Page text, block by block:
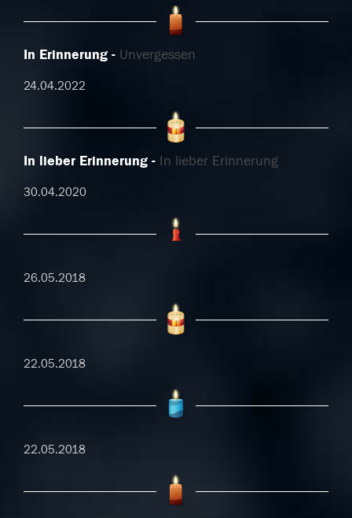
In Erinnerung Unvergessen
24.04.2022
In lieber Erinnerung In lieber Erinnerung
30.04.2020
26.05.2018
22.05.2018
22.05.2018